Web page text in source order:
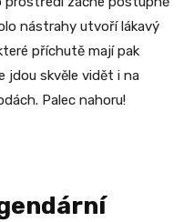
nástrahy utvoří lákavý
příchutě mají pak
jdou skvěle vidět i na
Palec nahoru!